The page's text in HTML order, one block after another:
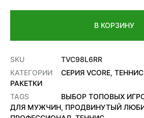
В КОРЗИНУ
SKU
TVC98L6RR
КАТЕГОРИИ
СЕРИЯ VCORE, ТЕННИС
РАКЕТКИ
TAGS
ВЫБОР ТОПОВЫХ
ДЛЯ МУЖЧИН, ПРОДВИНУТЫЙ